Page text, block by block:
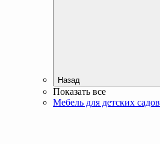
Назад
Показать все
Мебель для детских садов